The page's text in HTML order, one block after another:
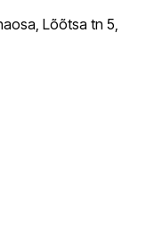
Lõõtsa tn 5,